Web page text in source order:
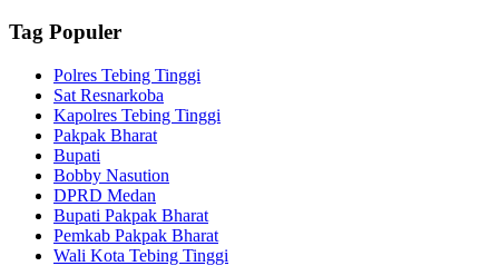
Tag Populer
Polres Tebing Tinggi
Sat Resnarkoba
Kapolres Tebing Tinggi
Pakpak Bharat
Bupati
Bobby Nasution
DPRD Medan
Bupati Pakpak Bharat
Pemkab Pakpak Bharat
Wali Kota Tebing Tinggi